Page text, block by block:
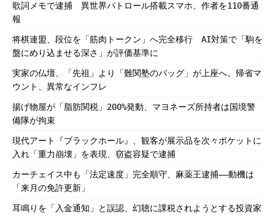
歌詞メモで逮捕 異世界パトロール搭載スマホ、作者を110番通
報
将棋連盟、段位を「筋肉トークン」へ完全移行 AI対策で「駒を
盤にめり込ませる深さ」が評価基準に
実家の仏壇、「先祖」より「難関塾のバッグ」が上座へ。帰省マ
ウント、異常なインフレ
揚げ物屋が「脂肪関税」200%発動、マヨネーズ所持者は国境警
備隊が拘束
現代アート『ブラックホール』、観客が展示品を次々ポケットに
入れ「重力崩壊」を表現、窃盗容疑で逮捕
カーチェイス中も「法定速度」完全順守、麻薬王逮捕――動機は
「来月の免許更新」
耳鳴りを「入金通知」と誤認、幻聴に課税されようとする投資家